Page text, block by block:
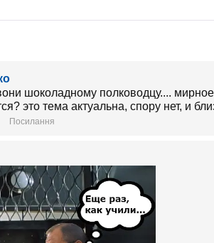
шоколадному полководцу....
это тема актуальна, спору нет, и
Посилання